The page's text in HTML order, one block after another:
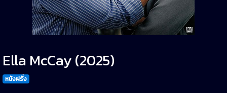
Ella McCay (2025)
หนังฝรั่ง